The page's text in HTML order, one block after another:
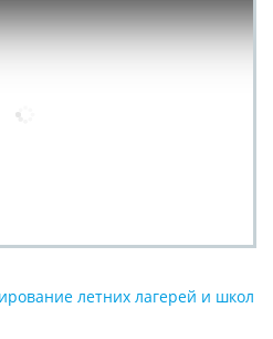
летних лагерей и школ